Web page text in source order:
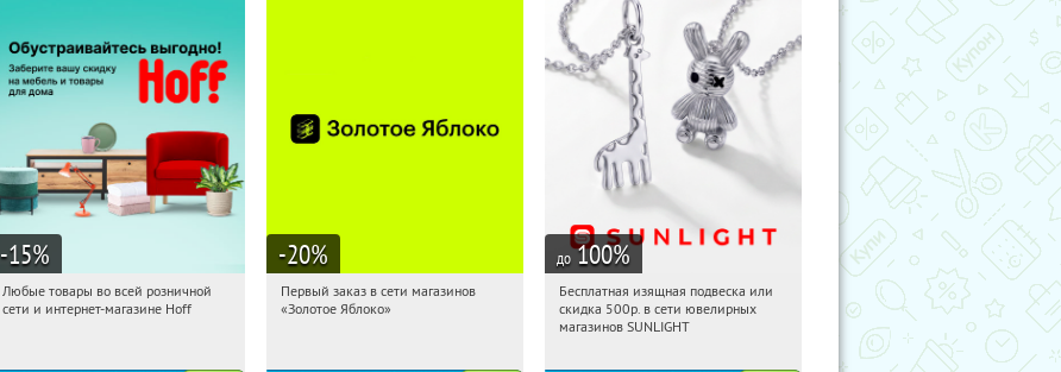
-15%
08:16:29 Получили:
Любые товары во всей розничной
сети и интернет-магазине Hoff
-20%
08:16:29
Получи первым!
Первый заказ в сети магазинов
«Золотое Яблоко»
до 100%
08:16:29 Получили:
Россия
Бесплатная изящная подвеска или
скидка 500р. в сети ювелирных
магазинов SUNLIGHT